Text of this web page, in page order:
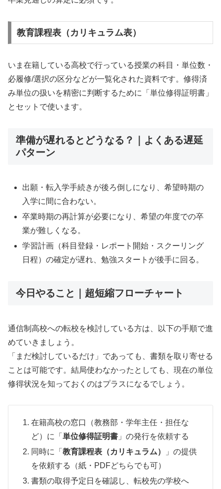
教育課程表（カリキュラム表）
いま在籍している高校で行っている授業の科目・単位数・
必履修/選択の区分などが一覧化された資料です。修得済
み単位の扱いを精密に判断するために「単位修得証明書」
とセットで使います。
準備が遅れるとどうなる？｜よくある遅延
パターン
出願・転入学手続きが後ろ倒しになり、希望時期の
入学に間に合わない。
卒業時期の再計算が必要になり、希望の年度での卒
業が難しくなる。
学習計画（科目登録・レポート開始・スクーリング
日程）の確定が遅れ、勉強スタートが後手に回る。
今日やること｜超短縮フローチャート
通信制高校への転校を検討している方は、以下の手順で進
めていきましょう。
「まだ検討しているだけ」であっても、書類を取り寄せる
ことは可能です。結局使わなかったとしても、現在の単位
修得状況を知っておくのはプラスになるでしょう。
在籍高校の窓口（教務部・学年主任・担任な
ど）に「単位修得証明書 」の発行を依頼する
同時に「教育課程表（カリキュラム）
」の提供
を依頼する（紙・PDFどちらでも可）
書類の取得予定日を確認し、転校先の学校へ